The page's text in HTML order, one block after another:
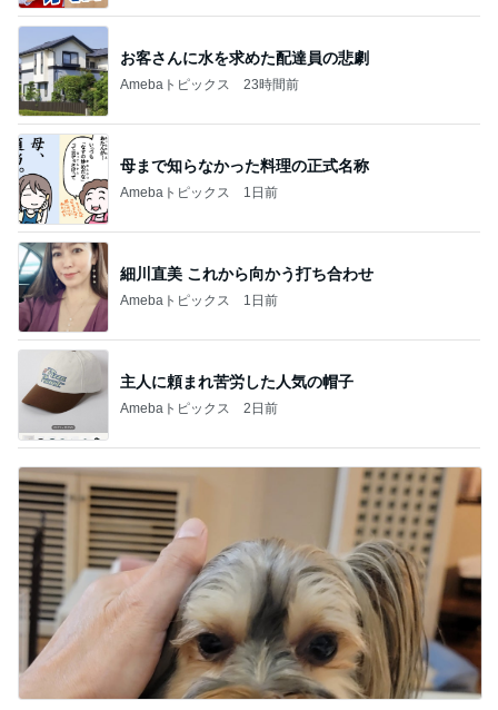
お客さんに水を求めた配達員の悲劇
Amebaトピックス 23時間前
母まで知らなかった料理の正式名称
Amebaトピックス 1日前
細川直美 これから向かう打ち合わせ
Amebaトピックス 1日前
主人に頼まれ苦労した人気の帽子
Amebaトピックス 2日前